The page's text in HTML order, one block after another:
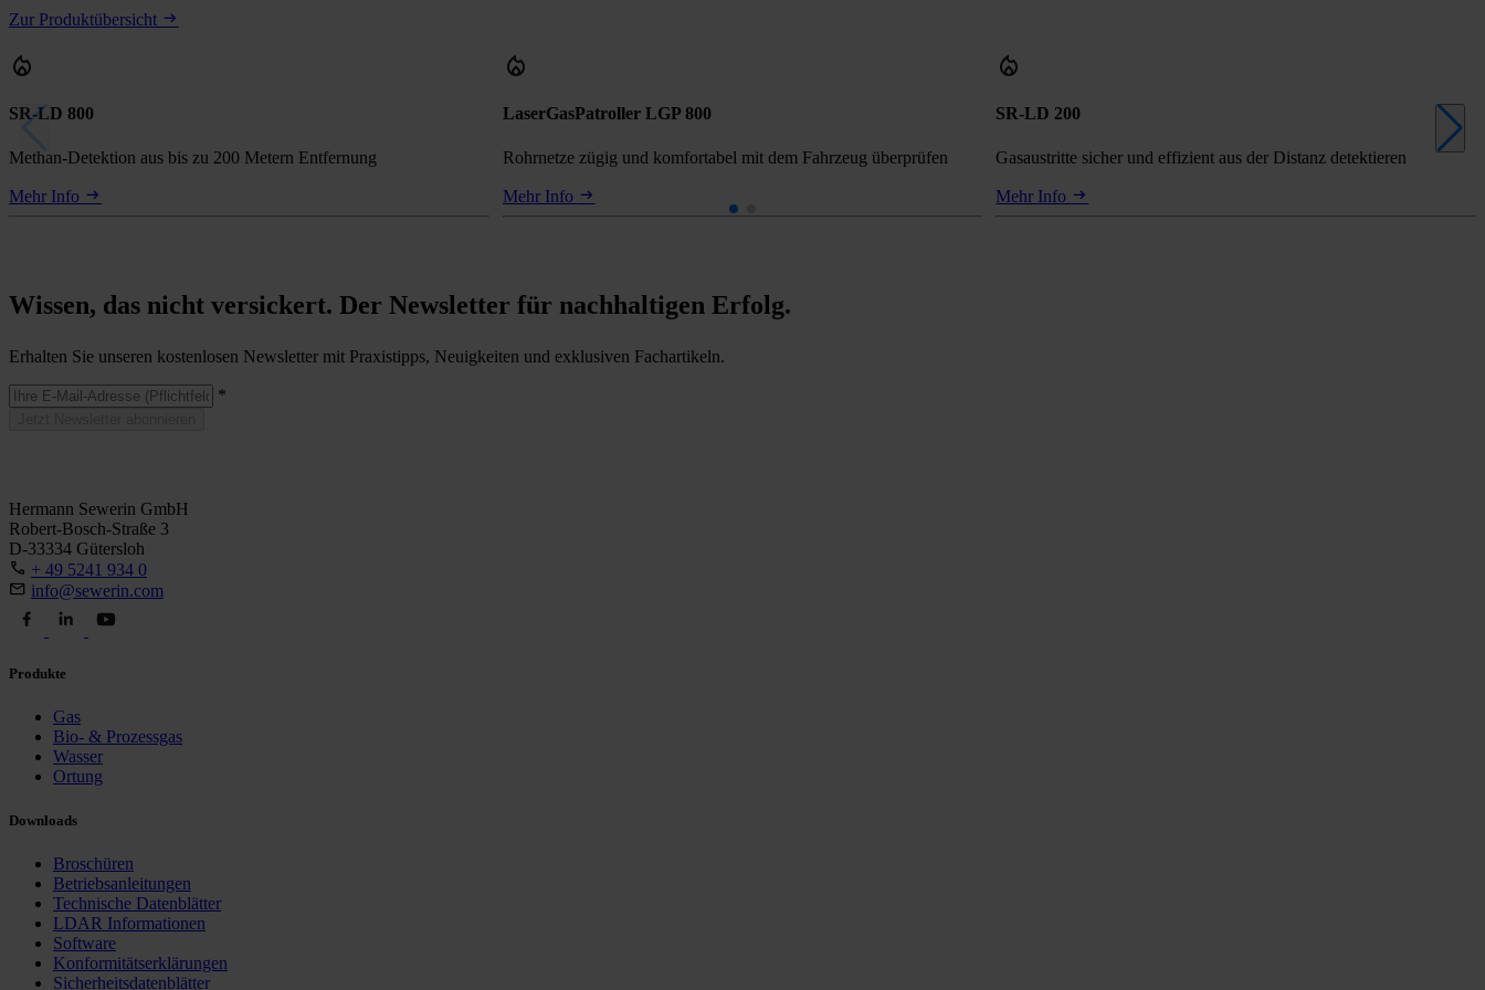
Zur Produktübersicht
SR-LD 800
Methan-Detektion aus bis zu 200 Metern Entfernung
Mehr Info
LaserGasPatroller LGP 800
Rohrnetze zügig und komfortabel mit dem Fahrzeug überprüfen
Mehr Info
SR-LD 200
Gasaustritte sicher und effizient aus der Distanz detektieren
Mehr Info
Wissen, das nicht versickert. Der Newsletter für nachhaltigen Erfolg.
Erhalten Sie unseren kostenlosen Newsletter mit Praxistipps, Neuigkeiten und exklusiven Fachartikeln.
*
Hermann Sewerin GmbH
Robert-Bosch-Straße 3
D-33334 Gütersloh
+ 49 5241 934 0
info@sewerin.com
Produkte
Gas
Bio- & Prozessgas
Wasser
Ortung
Downloads
Broschüren
Betriebsanleitungen
Technische Datenblätter
LDAR Informationen
Software
Konformitätserklärungen
Sicherheitsdatenblätter